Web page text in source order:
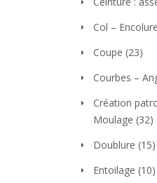
Col – Encolure
Coupe (23)
Courbes –
Création
Moulage (32)
Doublure (15)
Entoilage (10)